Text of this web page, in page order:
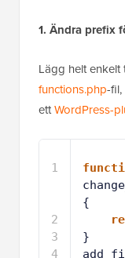
1. Ändra prefix
Lägg helt
functions.php-
ettWordPress-
1
2
3
4
{
}